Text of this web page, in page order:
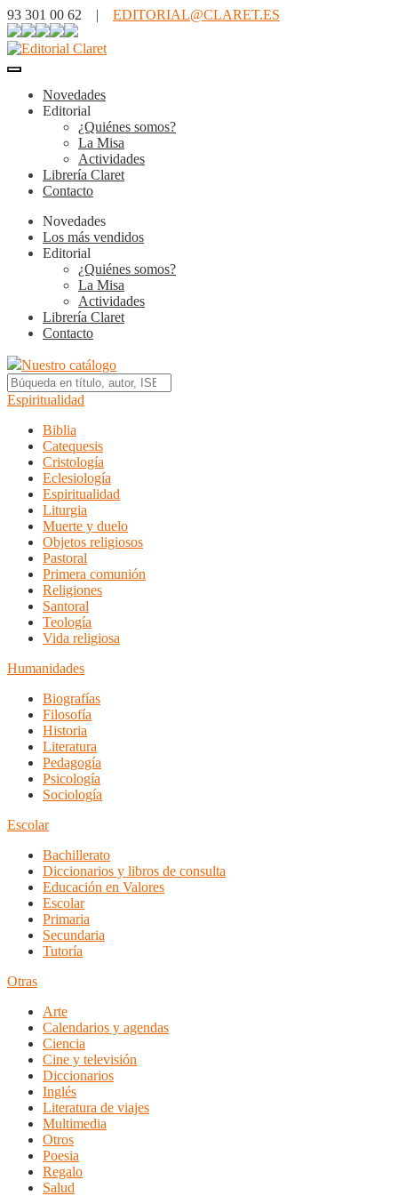
93 301 00 62 | EDITORIAL@CLARET.ES
Novedades
Editorial
¿Quiénes somos?
La Misa
Actividades
Librería Claret
Contacto
Novedades
Los más vendidos
Editorial
¿Quiénes somos?
La Misa
Actividades
Librería Claret
Contacto
Nuestro catálogo
Espiritualidad
Biblia
Catequesis
Cristología
Eclesiología
Espiritualidad
Liturgia
Muerte y duelo
Objetos religiosos
Pastoral
Primera comunión
Religiones
Santoral
Teología
Vida religiosa
Humanidades
Biografías
Filosofía
Historia
Literatura
Pedagogía
Psicología
Sociología
Escolar
Bachillerato
Diccionarios y libros de consulta
Educación en Valores
Escolar
Primaria
Secundaria
Tutoría
Otras
Arte
Calendarios y agendas
Ciencia
Cine y televisión
Diccionarios
Inglés
Literatura de viajes
Multimedia
Otros
Poesia
Regalo
Salud